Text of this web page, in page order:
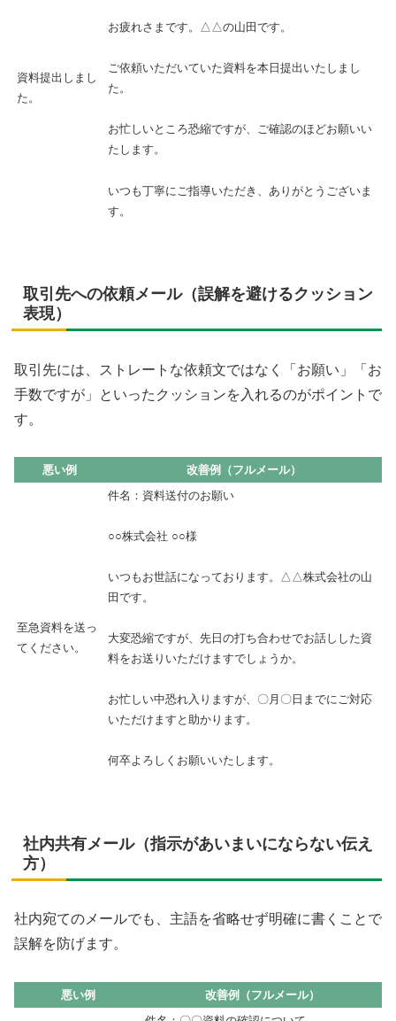
資料提出しまし
た。
お疲れさまです。△△の山田です。
ご依頼いただいていた資料を本日提出いたしまし
た。
お忙しいところ恐縮ですが、ご確認のほどお願いい
たします。
いつも丁寧にご指導いただき、ありがとうございま
す。
取引先への依頼メール（誤解を避けるクッション
表現）
取引先には、ストレートな依頼文ではなく「お願い」「お
手数ですが」といったクッションを入れるのがポイントで
す。
悪い例 改善例（フルメール）
至急資料を送っ
てください。
件名：資料送付のお願い
○○株式会社 ○○様
いつもお世話になっております。△△株式会社の山
田です。
大変恐縮ですが、先日の打ち合わせでお話しした資
料をお送りいただけますでしょうか。
お忙しい中恐れ入りますが、〇月〇日までにご対応
いただけますと助かります。
何卒よろしくお願いいたします。
社内共有メール（指示があいまいにならない伝え
方）
社内宛てのメールでも、主語を省略せず明確に書くことで
誤解を防げます。
悪い例 改善例（フルメール）